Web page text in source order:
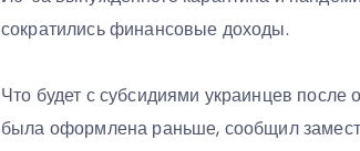
сократились финансовые доходы.
Что будет с субсидиями украинцев после
была оформлена раньше, сообщил